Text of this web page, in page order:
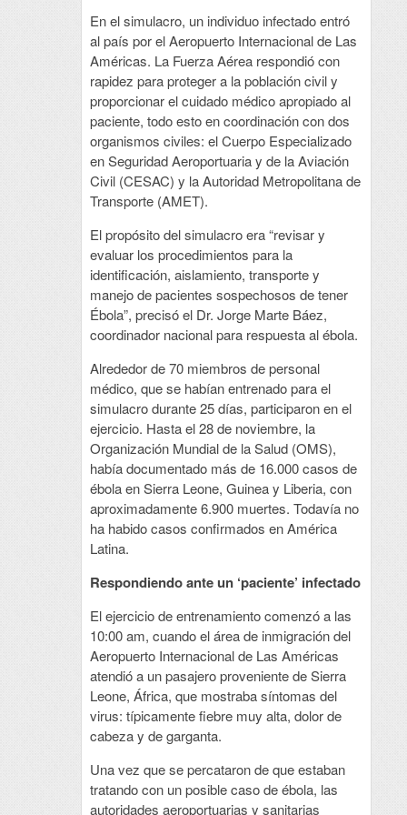
En el simulacro, un individuo infectado entró
al país por el Aeropuerto Internacional de Las
Américas. La Fuerza Aérea respondió con
rapidez para proteger a la población civil y
proporcionar el cuidado médico apropiado al
paciente, todo esto en coordinación con dos
organismos civiles: el Cuerpo Especializado
en Seguridad Aeroportuaria y de la Aviación
Civil (CESAC) y la Autoridad Metropolitana de
Transporte (AMET).
El propósito del simulacro era “revisar y
evaluar los procedimientos para la
identificación, aislamiento, transporte y
manejo de pacientes sospechosos de tener
Ébola”, precisó el Dr. Jorge Marte Báez,
coordinador nacional para respuesta al ébola.
Alrededor de 70 miembros de personal
médico, que se habían entrenado para el
simulacro durante 25 días, participaron en el
ejercicio. Hasta el 28 de noviembre, la
Organización Mundial de la Salud (OMS),
había documentado más de 16.000 casos de
ébola en Sierra Leone, Guinea y Liberia, con
aproximadamente 6.900 muertes. Todavía no
ha habido casos confirmados en América
Latina.
Respondiendo ante un ‘paciente’ infectado
El ejercicio de entrenamiento comenzó a las
10:00 am, cuando el área de inmigración del
Aeropuerto Internacional de Las Américas
atendió a un pasajero proveniente de Sierra
Leone, África, que mostraba síntomas del
virus: típicamente fiebre muy alta, dolor de
cabeza y de garganta.
Una vez que se percataron de que estaban
tratando con un posible caso de ébola, las
autoridades aeroportuarias y sanitarias